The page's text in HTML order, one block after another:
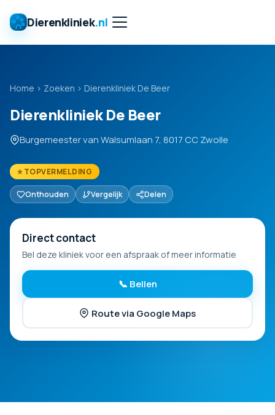
Dierenkliniek.nl
Home › Zoeken › Dierenkliniek De Beer
Dierenkliniek De Beer
Burgemeester van Walsumlaan 7, 8017 CC Zwolle
⭐ TOPVERMELDING
Onthouden Vergelijk Delen
Direct contact
Bel deze kliniek voor een afspraak of meer informatie
📞 Bellen
Route via Google Maps